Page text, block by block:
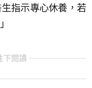
指示專心休養，若
下閱讀